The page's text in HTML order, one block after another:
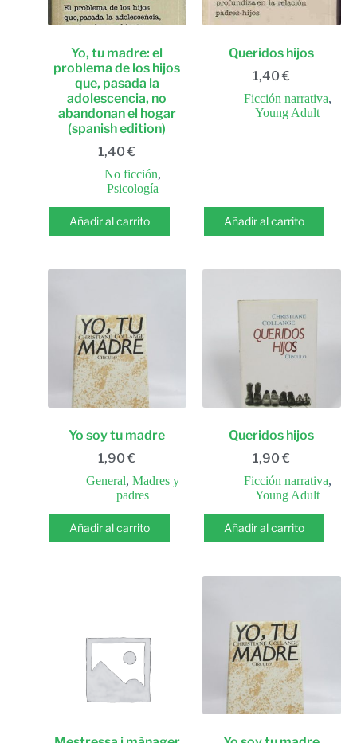
Yo, tu madre: el
problema de los hijos
que, pasada la
adolescencia, no
abandonan el hogar
(spanish edition)
1,40€
No ficción,
Psicología
Añadir al carrito
Queridos hijos
1,40€
Ficción narrativa,
Young Adult
Añadir al carrito
Yo soy tu madre
1,90€
General,Madres y
padres
Añadir al carrito
Queridos hijos
1,90€
Ficción narrativa,
Young Adult
Añadir al carrito